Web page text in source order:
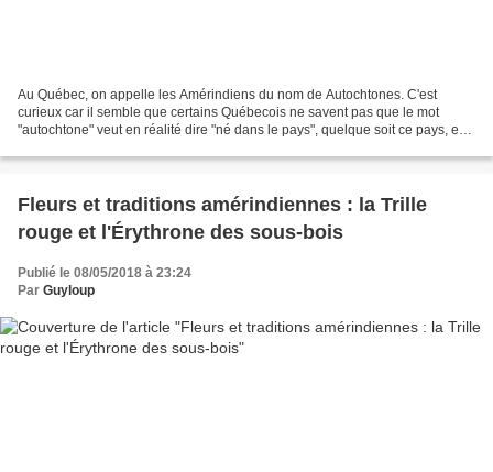
Au Québec, on appelle les Amérindiens du nom de Autochtones. C'est
curieux car il semble que certains Québecois ne savent pas que le mot
"autochtone" veut en réalité dire "né dans le pays", quelque soit ce pays, en
Fleurs et traditions amérindiennes : la Trille
rouge et l'Érythrone des sous-bois
Publié le 08/05/2018 à 23:24
Par Guyloup